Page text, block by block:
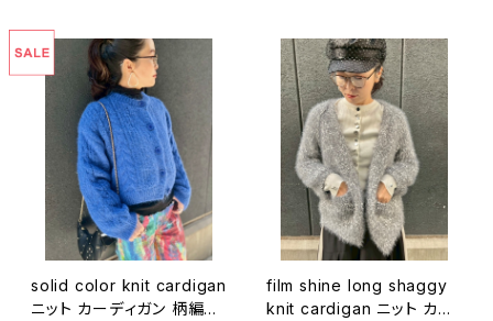
solid color knit cardigan
ニット カーディガン 柄編み
film shine long shaggy
knit cardigan ニット カー